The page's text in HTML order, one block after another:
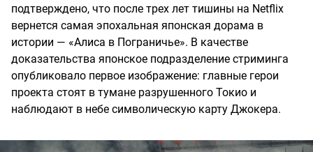
подтверждено, что после трех лет тишины на Netflix
вернется самая эпохальная японская дорама в
истории — «Алиса в Пограничье». В качестве
доказательства японское подразделение стриминга
опубликовало первое изображение: главные герои
проекта стоят в тумане разрушенного Токио и
наблюдают в небе символическую карту Джокера.